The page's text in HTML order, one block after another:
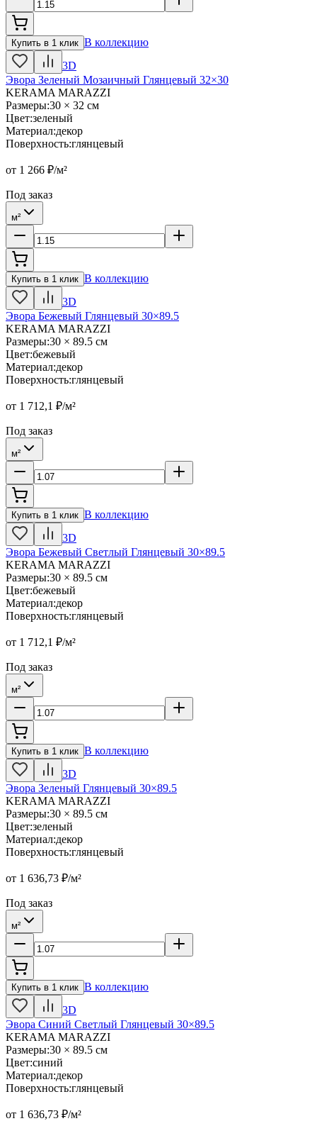
Купить в 1 клик В коллекцию
3D
Эвора Зеленый Мозаичный Глянцевый 32×30
KERAMA MARAZZI
Размеры:30 × 32 см
Цвет:зеленый
Материал:декор
Поверхность:глянцевый
от 1 266 ₽/м²
Под заказ
м²
Купить в 1 клик В коллекцию
3D
Эвора Бежевый Глянцевый 30×89.5
KERAMA MARAZZI
Размеры:30 × 89.5 см
Цвет:бежевый
Материал:декор
Поверхность:глянцевый
от 1 712,1 ₽/м²
Под заказ
м²
Купить в 1 клик В коллекцию
3D
Эвора Бежевый Светлый Глянцевый 30×89.5
KERAMA MARAZZI
Размеры:30 × 89.5 см
Цвет:бежевый
Материал:декор
Поверхность:глянцевый
от 1 712,1 ₽/м²
Под заказ
м²
Купить в 1 клик В коллекцию
3D
Эвора Зеленый Глянцевый 30×89.5
KERAMA MARAZZI
Размеры:30 × 89.5 см
Цвет:зеленый
Материал:декор
Поверхность:глянцевый
от 1 636,73 ₽/м²
Под заказ
м²
Купить в 1 клик В коллекцию
3D
Эвора Синий Светлый Глянцевый 30×89.5
KERAMA MARAZZI
Размеры:30 × 89.5 см
Цвет:синий
Материал:декор
Поверхность:глянцевый
от 1 636,73 ₽/м²